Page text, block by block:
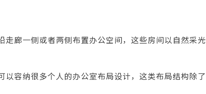
廊一侧或者两侧布置办公空间，这些房间以自然采光
容纳很多个人的办公室布局设计，这类布局结构除了